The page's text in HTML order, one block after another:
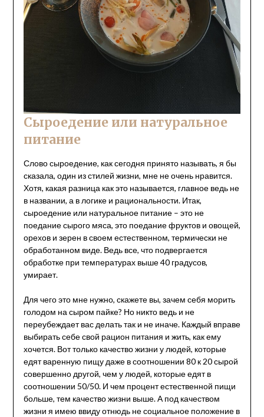
Сыроедение или натуральное
питание
Слово сыроедение, как сегодня принято называть, я бы
сказала, один из стилей жизни, мне не очень нравится.
Хотя, какая разница как это называется, главное ведь не
в названии, а в логике и рациональности. Итак,
сыроедение или натуральное питание – это не
поедание сырого мяса, это поедание фруктов и овощей,
орехов и зерен в своем естественном, термически не
обработанном виде. Ведь все, что подвергается
обработке при температурах выше 40 градусов,
умирает.
Для чего это мне нужно, скажете вы, зачем себя морить
голодом на сыром пайке? Но никто ведь и не
переубеждает вас делать так и не иначе. Каждый вправе
выбирать себе свой рацион питания и жить, как ему
хочется. Вот только качество жизни у людей, которые
едят варенную пищу даже в соотношении 80 к 20 сырой
совершенно другой, чем у людей, которые едят в
соотношении 50/50. И чем процент естественной пищи
больше, тем качество жизни выше. А под качеством
жизни я имею ввиду отнюдь не социальное положение в